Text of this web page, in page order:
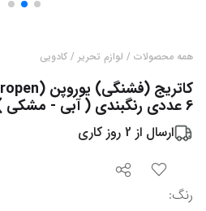
همه محصولات / لوازم تحریر / کادویی
6 عددی رنگبندی ( آبی - مشکی )
ارسال از 2 روز کاری
رنگ: